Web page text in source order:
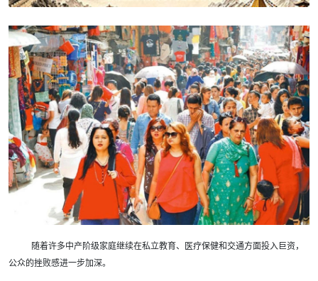
随着许多中产阶级家庭继续在私立教育、医疗保健和交通方面投入巨资，
公众的挫败感进一步加深。